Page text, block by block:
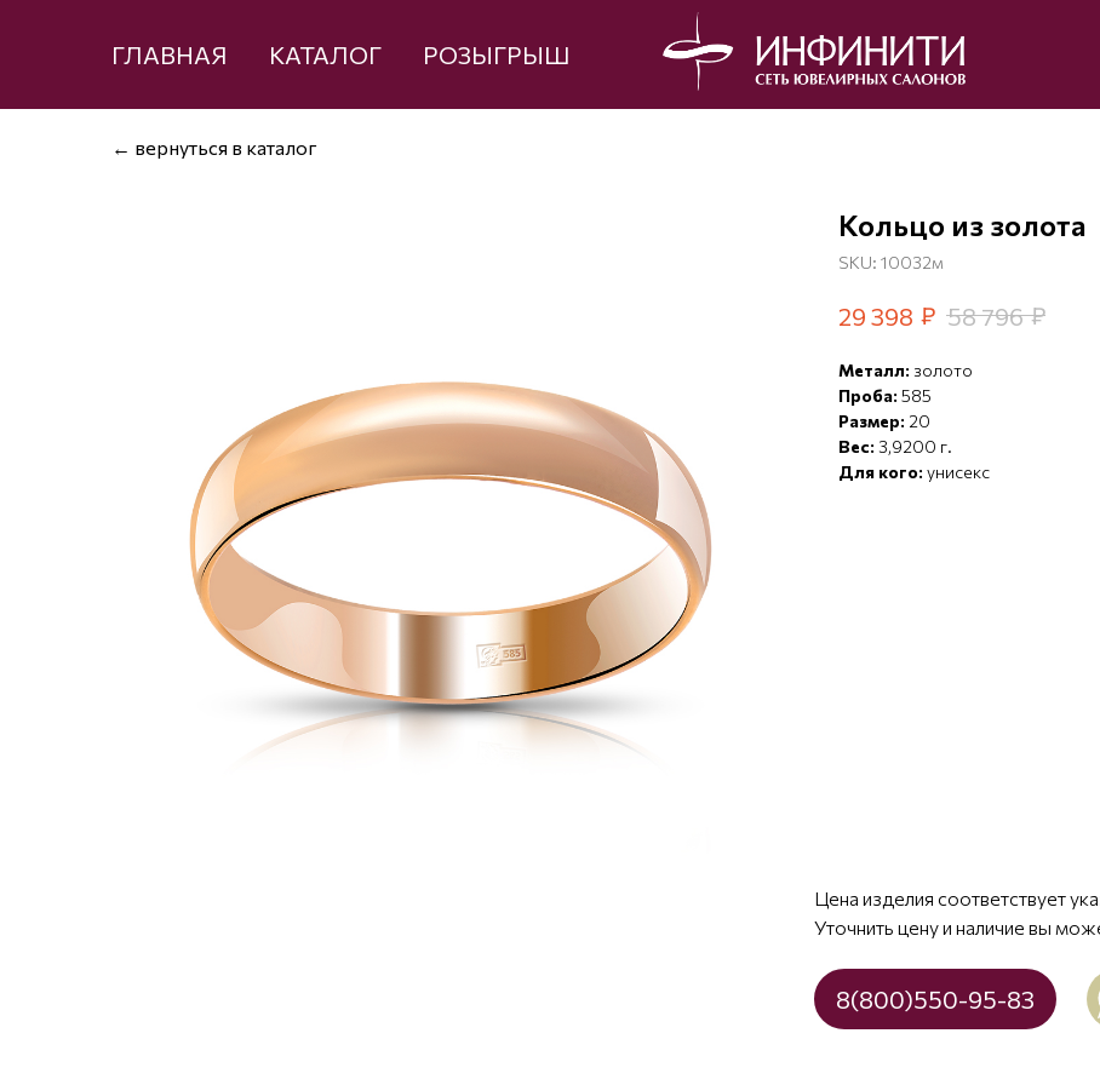
ГЛАВНАЯ КАТАЛОГ РОЗЫГРЫШ
← вернуться в каталог
Кольцо из золота
SKU: 10032м
29 398 ₽ 58 796 ₽
Металл: золото
Проба: 585
Размер: 20
Вес: 3,9200 г.
Для кого: унисекс
Цена изделия соответствует
Уточнить цену и наличие вы
8(800)550-95-83